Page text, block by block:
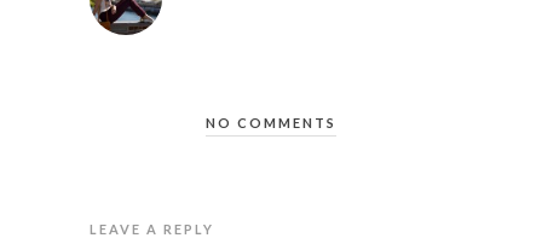
NO COMMENTS
LEAVE A REPLY